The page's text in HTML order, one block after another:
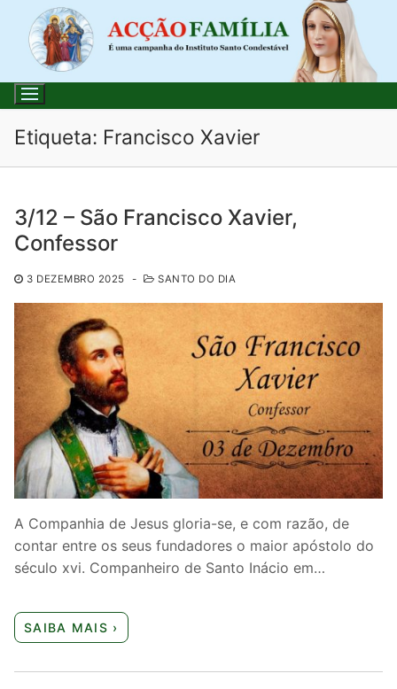
para
conteúdo
por:
Loja
Santo do Dia
Quem somos nós
Etiqueta: Francisco Xavier
3/12 – São Francisco Xavier,
Confessor
3 DEZEMBRO 2025 - SANTO DO DIA
A Companhia de Jesus gloria-se, e com razão, de
contar entre os seus fundadores o maior apóstolo do
século xvi. Companheiro de Santo Inácio em…
SAIBA MAIS ›